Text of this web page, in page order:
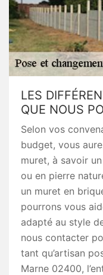
LES
QUE NOUS
Selon vos
budget, vous
muret, à savoir
ou en pierre
un muret en
pourrons vous
adapté au style
nous contacter
tant qu’artisan
Marne 02400,